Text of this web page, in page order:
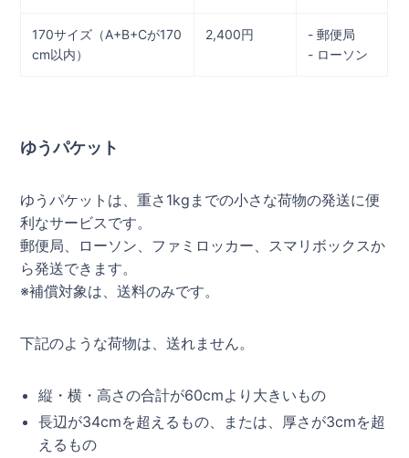
170サイズ（A+B+Cが170
cm以内）
2,400円
- 郵便局
- ローソン
ゆうパケット
ゆうパケットは、重さ1kgまでの小さな荷物の発送に便
利なサービスです。
郵便局、ローソン、ファミロッカー、スマリボックスか
ら発送できます。
※補償対象は、送料のみです。
下記のような荷物は、送れません。
縦・横・高さの合計が60cmより大きいもの
長辺が34cmを超えるもの、または、厚さが3cmを超
えるもの